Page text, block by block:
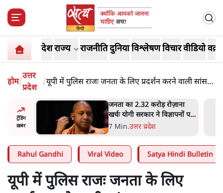
देशराज्य राजनीतिदुनियाविश्लेषणविचारवीडियो
होम/
उत्तर
प्रदेश
/यूपी में पुलिस राजः जनता के लिए प्रदर्शन करने वाली सांसद
ट्रेंडिंग
ख़बर
पर
उलटबांसीः राष्ट्र के चरित्र की मरम्मत
जारी है
11 Min.व्यंग्य/उलटबाँसी
Rahul Gandhi Viral Video Satya Hindi Bulletin
यूपी में पुलिस राजः जनता के लिए